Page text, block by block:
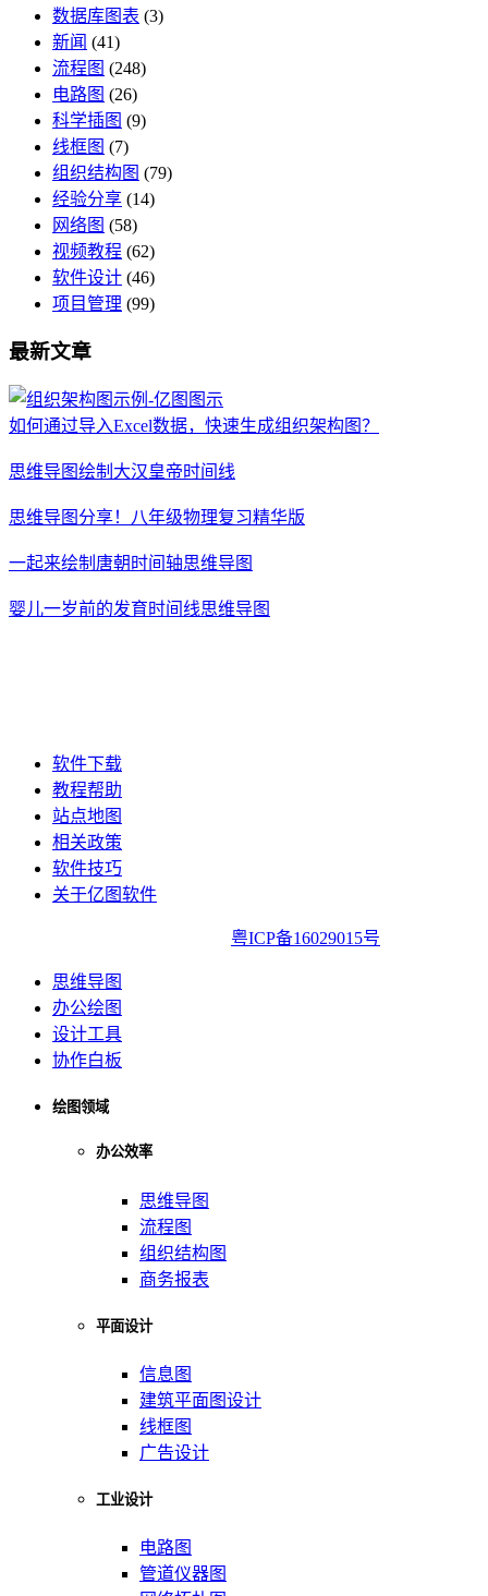
数据库图表 (3)
新闻 (41)
流程图 (248)
电路图 (26)
科学插图 (9)
线框图 (7)
组织结构图 (79)
经验分享 (14)
网络图 (58)
视频教程 (62)
软件设计 (46)
项目管理 (99)
最新文章
如何通过导入Excel数据，快速生成组织架构图？
思维导图绘制大汉皇帝时间线
思维导图分享！八年级物理复习精华版
一起来绘制唐朝时间轴思维导图
婴儿一岁前的发育时间线思维导图
软件下载
教程帮助
站点地图
相关政策
软件技巧
关于亿图软件
粤ICP备16029015号
思维导图
办公绘图
设计工具
协作白板
绘图领域
办公效率
思维导图
流程图
组织结构图
商务报表
平面设计
信息图
建筑平面图设计
线框图
广告设计
工业设计
电路图
管道仪器图